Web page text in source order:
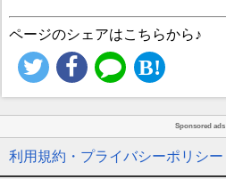
ページのシェアはこちらから♪
Sponsored ads
利用規約・プライバシーポリシー